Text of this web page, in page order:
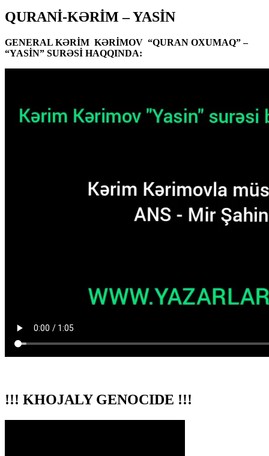
QURANİ-KƏRİM – YASİN
GENERAL KƏRİM KƏRİMOV “QURAN OXUMAQ” –
“YASİN” SURƏSİ HAQQINDA:
!!! KHOJALY GENOCIDE !!!